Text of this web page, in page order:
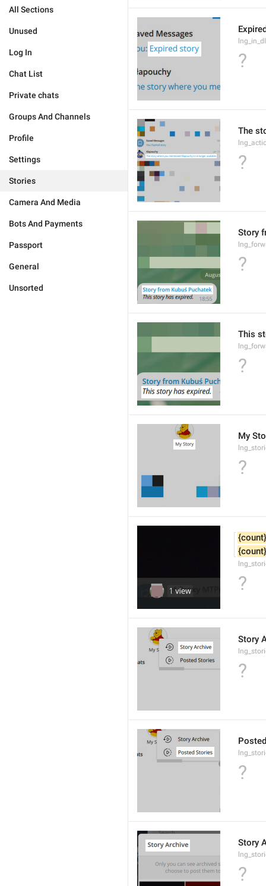
All Sections
Unused
Log In
Chat List
Private chats
Groups And Channels
Profile
Settings
Stories
Camera And Media
Bots And Payments
Passport
General
Unsorted
?
The
?
Story
?
This
?
My
?
{count}
{count}
?
Story
?
?
Story
?